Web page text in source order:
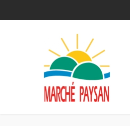
Qui sommes-nous ?